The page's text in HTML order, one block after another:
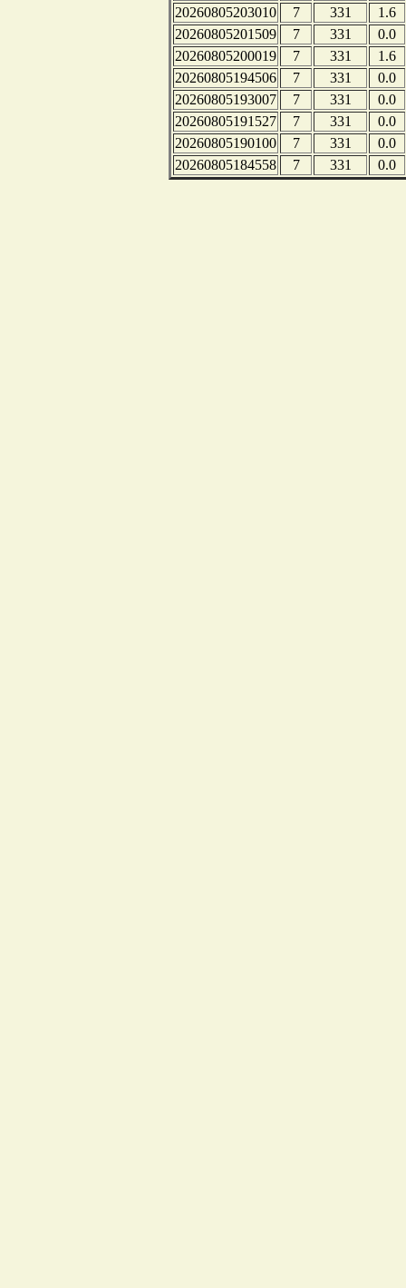
20260805203010 7 331
1.6
20260805201509
7 331
0.0
20260805200019
7 331
1.6
20260805194506
7 331
0.0
20260805193007
7 331
0.0
20260805191527
7 331
0.0
20260805190100
7 331
0.0
20260805184558
7 331 0.0